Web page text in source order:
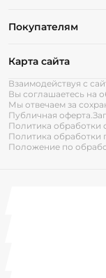
Покупателям
Карта сайта
Взаимодействуя с
Вы соглашаетесь на
Мы отвечаем за
Публичная оферта.
Политика обработки
Политика обработки
Положение по